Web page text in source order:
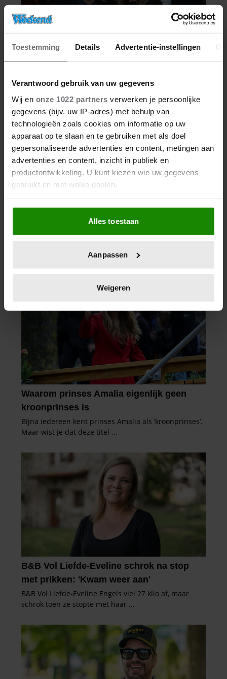
Toestemming Details Advertentie-instellingen
Verantwoord gebruik van uw gegevens
Wij en onze 1022 partners verwerken je persoonlijke
gegevens (bijv. uw IP-adres) met behulp van
technologieën zoals cookies om informatie op uw
apparaat op te slaan en te gebruiken met als doel
gepersonaliseerde advertenties en content, metingen aan
advertenties en content, inzicht in publiek en
productontwikkeling. U kunt kiezen wie uw gegevens
gebruikt en met welke doelen.
Als u het toestaat, willen we ook graag:
Informatie verzamelen over uw geografische
locatie, die tot een paar meter nauwkeurig kan zijn
scannen op specifieke eigenschappen (fingerprinting)
verwerkt en stel uw voorkeuren in het
intrekken in de Cookieverklaring.
We gebruiken cookies om content en advertenties te
personaliseren, om functies voor social media te bieden
en om ons websiteverkeer te analyseren. Ook delen we
informatie over uw gebruik van onze site met onze
partners voor social media, adverteren en analyse. Deze
partners kunnen deze gegevens combineren met andere
informatie die u aan ze heeft verstrekt of die ze hebben
verzameld op basis van uw gebruik van hun services. U
gaat akkoord met onze cookies als u onze website blijft
Alles toestaan
Aanpassen
Weigeren